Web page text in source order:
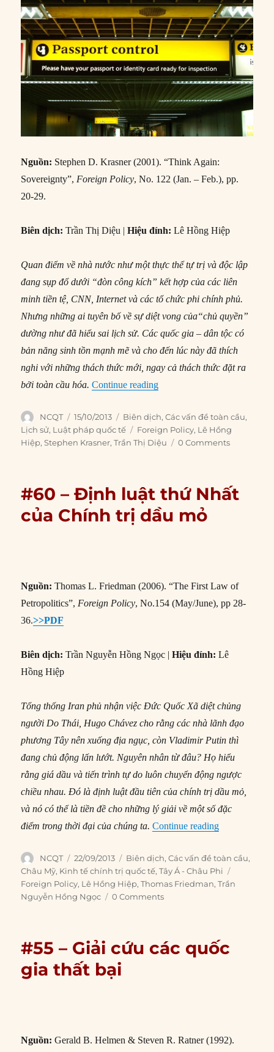
Nguồn: Stephen D. Krasner (2001). “Think Again:
Sovereignty”, Foreign Policy, No. 122 (Jan. – Feb.), pp.
20-29.
Biên dịch: Trần Thị Diệu |Hiệu đính: Lê Hồng Hiệp
Quan điểm về nhà nước như một thực thể tự trị và độc lập
đang sụp đổ dưới “đòn công kích” kết hợp của các liên
minh tiền tệ, CNN, Internet và các tổ chức phi chính phủ.
Nhưng những ai tuyên bố về sự diệt vong của“chủ quyền”
dường như đã hiểu sai lịch sử. Các quốc gia – dân tộc có
bản năng sinh tồn mạnh mẽ và cho đến lúc này đã thích
nghi với những thách thức mới, ngay cả thách thức đặt ra
bởi toàn cầu hóa. Continue reading“#70 – Hãy suy nghĩ lại: Vấn
Author
NCQT
Posted
on
15/10/2013 Categories
Biên dịch,Các vấn đề toàn cầu,
Lịch sử, Luật pháp quốc tế Tags
Foreign Policy, Lê Hồng
Hiệp,Stephen Krasner,Trần Thị Diệu 0 Comments
#60 – Định luật thứ Nhất
của Chính trị dầu mỏ
Nguồn:Thomas L. Friedman (2006). “The First Law of
Petropolitics”, Foreign Policy, No.154 (May/June), pp 28-
36.>>PDF
Biên dịch: Trần Nguyễn Hồng Ngọc |Hiệu đính: Lê
Hồng Hiệp
Tổng thống Iran phủ nhận việc Đức Quốc Xã diệt chủng
người Do Thái, Hugo Chávez cho rằng các nhà lãnh đạo
phương Tây nên xuống địa ngục, còn Vladimir Putin thì
đang chủ động lấn lướt. Nguyên nhân từ đâu? Họ hiểu
rằng giá dầu và tiến trình tự do luôn chuyển động ngược
chiều nhau. Đó là định luật đầu tiên của chính trị dầu mỏ,
và nó có thể là tiền đề cho những lý giải về một số đặc
điểm trong thời đại của chúng ta. Continue reading“#60 – Định
Author
NCQT
Posted
on
22/09/2013 Categories
Biên dịch,Các vấn đề toàn cầu,
Châu Mỹ, Kinh tế chính trị quốc tế,Tây Á - Châu Phi
Foreign Policy, Lê Hồng Hiệp,Thomas Friedman,Trần
Nguyễn Hồng Ngọc
0 Comments
#55 – Giải cứu các quốc
gia thất bại
Nguồn: Gerald B. Helmen & Steven R. Ratner (1992).